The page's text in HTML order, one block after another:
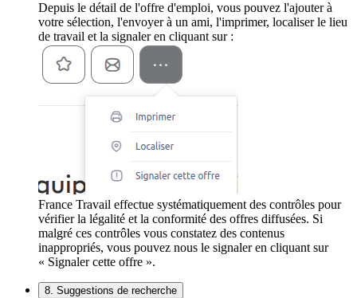
Depuis le détail de l'offre d'emploi, vous pouvez l'ajouter à
votre sélection, l'envoyer à un ami, l'imprimer, localiser le lieu
de travail et la signaler en cliquant sur :
France Travail effectue systématiquement des contrôles pour
vérifier la légalité et la conformité des offres diffusées. Si
malgré ces contrôles vous constatez des contenus
inappropriés, vous pouvez nous le signaler en cliquant sur
« Signaler cette offre ».
8. Suggestions de recherche